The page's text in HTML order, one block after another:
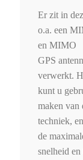
Er zit in
o.a. een
en MIMO
GPS
verwerkt.
kunt u
maken
techniek,
de
snelheid en